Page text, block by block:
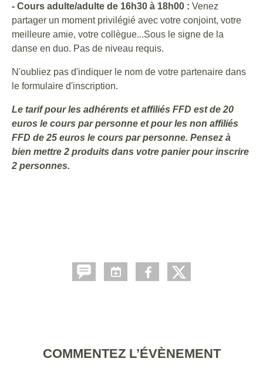
- Cours adulte/adulte de 16h30 à 18h00 : Venez
partager un moment privilégié avec votre conjoint, votre
meilleure amie, votre collègue...Sous le signe de la
danse en duo. Pas de niveau requis.
N'oubliez pas d'indiquer le nom de votre partenaire dans
le formulaire d'inscription.
Le tarif pour les adhérents et affiliés FFD est de 20
euros le cours par personne et pour les non affiliés
FFD de 25 euros le cours par personne. Pensez à
bien mettre 2 produits dans votre panier pour inscrire
2 personnes.
COMMENTEZ L’ÉVÈNEMENT